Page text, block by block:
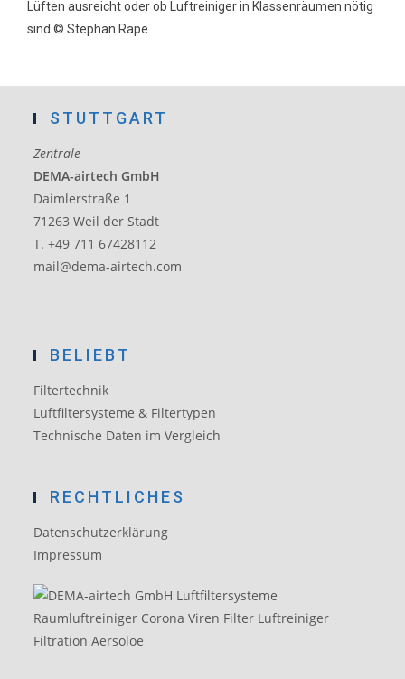
Lüften ausreicht oder ob Luftreiniger in Klassenräumen nötig
sind. © Stephan Rape
STUTTGART
Zentrale
DEMA-airtech GmbH
Daimlerstraße 1
71263 Weil der Stadt
T. +49 711 67428112
mail@dema-airtech.com
BELIEBT
Filtertechnik
Luftfiltersysteme & Filtertypen
Technische Daten im Vergleich
RECHTLICHES
Datenschutzerklärung
Impressum